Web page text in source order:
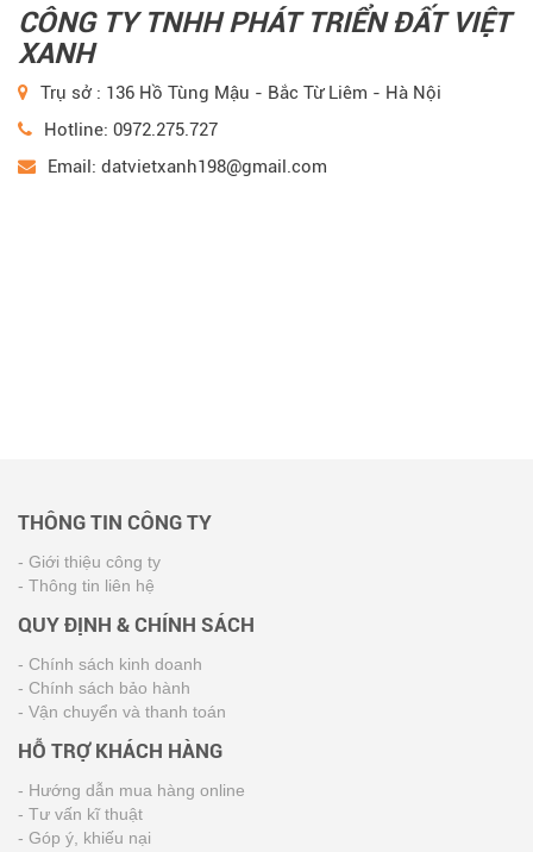
CÔNG TY TNHH PHÁT TRIỂN ĐẤT VIỆT
XANH
Trụ sở : 136 Hồ Tùng Mậu - Bắc Từ Liêm - Hà Nội
Hotline: 0972.275.727
Email: datvietxanh198@gmail.com
THÔNG TIN CÔNG TY
- Giới thiệu công ty
- Thông tin liên hệ
QUY ĐỊNH & CHÍNH SÁCH
- Chính sách kinh doanh
- Chính sách bảo hành
- Vận chuyển và thanh toán
HỖ TRỢ KHÁCH HÀNG
- Hướng dẫn mua hàng online
- Tư vấn kĩ thuật
- Góp ý, khiếu nại